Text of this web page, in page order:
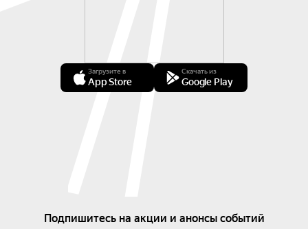
Загрузите в
App Store
Скачать из
Google Play
Подпишитесь на акции и анонсы событий